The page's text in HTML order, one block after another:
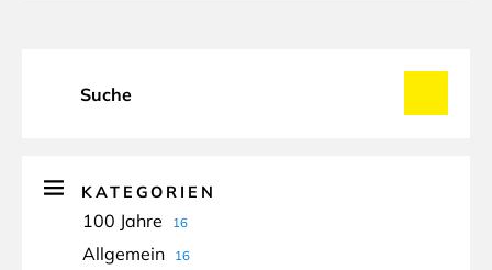
KATEGORIEN
100 Jahre 16
Allgemein 16